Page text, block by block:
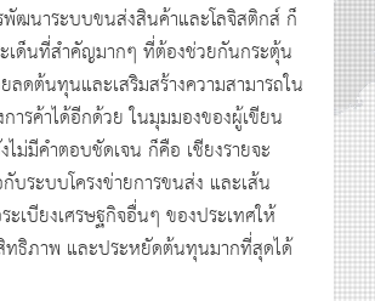
ฒนาระบบขนส่งสินค้าและโลจิสติกส์ ก็
เด็นที่สำคัญมากๆ ที่ต้องช่วยกันกระตุ้น
ลดต้นทุนและเสริมสร้างความสามารถใน
ารค้าได้อีกด้วย ในมุมมองของผู้เขียน
ม่มีคำตอบชัดเจน ก็คือ เชียงรายจะ
บระบบโครงข่ายการขนส่ง และเส้น
ะเบียงเศรษฐกิจอื่นๆ ของประเทศให้
ทธิภาพ และประหยัดต้นทุนมากที่สุดได้